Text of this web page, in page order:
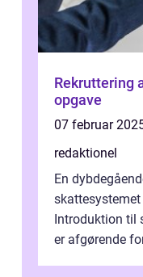
Rekruttering
opgave
07 februar
redaktionel
En
Introduktion til
er afgørende